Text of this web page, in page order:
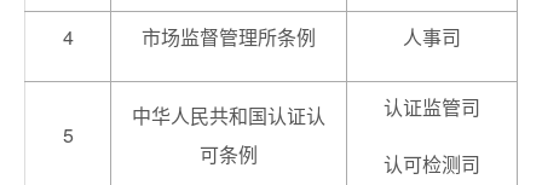
4 市场监督管理所条例 人事司
5
中华人民共和国认证认
可条例
认证监管司
认可检测司